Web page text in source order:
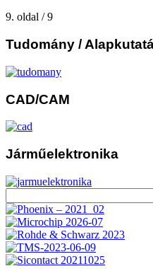
9. oldal / 9
Tudomány /
CAD/CAM
Járműelektronika